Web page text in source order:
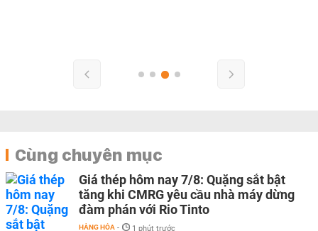
Cùng chuyên mục
Giá thép hôm nay 7/8: Quặng sắt bật
tăng khi CMRG yêu cầu nhà máy dừng
đàm phán với Rio Tinto
HÀNG HÓA - 1 phút trước